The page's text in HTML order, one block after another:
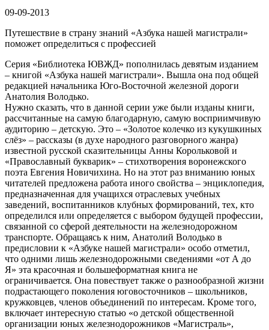
09-09-2013
Путешествие в страну знаний «Азбука нашей магистрали»
поможет определиться с профессией
Серия «Библиотека ЮВЖД» пополнилась девятым изданием
– книгой «Азбука нашей магистрали». Вышла она под общей
редакцией начальника Юго-Восточной железной дороги
Анатолия Володько.
Нужно сказать, что в данной серии уже были изданы книги,
рассчитанные на самую благодарную, самую восприимчивую
аудиторию – детскую. Это – «Золотое колечко из кукушкиных
слёз» – рассказы (в духе народного разговорного жанра)
известной русской сказительницы Анны Корольковой и
«Православный букварик» – стихотворения воронежского
поэта Евгения Новичихина. Но на этот раз вниманию юных
читателей предложена работа иного свойства – энциклопедия,
предназначенная для учащихся отраслевых учебных
заведений, воспитанников клубных формирований, тех, кто
определился или определяется с выбором будущей профессии,
связанной со сферой деятельности на железнодорожном
транспорте. Обращаясь к ним, Анатолий Володько в
предисловии к «Азбуке нашей магистрали» особо отметил,
что одними лишь железнодорожными сведениями «от А до
Я» эта красочная и большеформатная книга не
ограничивается. Она повествует также о разнообразной жизни
подрастающего поколения юговосточников – школьников,
кружковцев, членов объединений по интересам. Кроме того,
включает интересную статью «о детской общественной
организации юных железнодорожников «Магистраль»,